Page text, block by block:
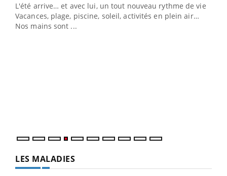
L'été arrive… et avec lui, un tout nouveau rythme de vie !
Vacances, plage, piscine, soleil, activités en plein air…
Nos mains sont ...
LES MALADIES